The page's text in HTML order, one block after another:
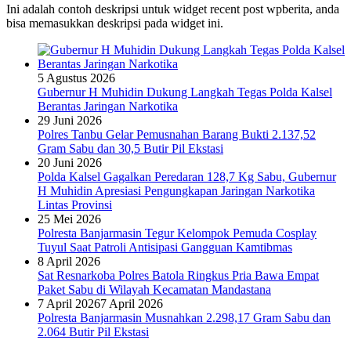
Ini adalah contoh deskripsi untuk widget recent post wpberita, anda
bisa memasukkan deskripsi pada widget ini.
5 Agustus 2026
Gubernur H Muhidin Dukung Langkah Tegas Polda Kalsel
Berantas Jaringan Narkotika
29 Juni 2026
Polres Tanbu Gelar Pemusnahan Barang Bukti 2.137,52
Gram Sabu dan 30,5 Butir Pil Ekstasi
20 Juni 2026
Polda Kalsel Gagalkan Peredaran 128,7 Kg Sabu, Gubernur
H Muhidin Apresiasi Pengungkapan Jaringan Narkotika
Lintas Provinsi
25 Mei 2026
Polresta Banjarmasin Tegur Kelompok Pemuda Cosplay
Tuyul Saat Patroli Antisipasi Gangguan Kamtibmas
8 April 2026
Sat Resnarkoba Polres Batola Ringkus Pria Bawa Empat
Paket Sabu di Wilayah Kecamatan Mandastana
7 April 20267 April 2026
Polresta Banjarmasin Musnahkan 2.298,17 Gram Sabu dan
2.064 Butir Pil Ekstasi